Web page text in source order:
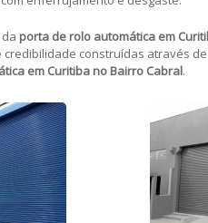
porta de rolo automática em
construídas através
em Curitiba no Bairro Cabral.